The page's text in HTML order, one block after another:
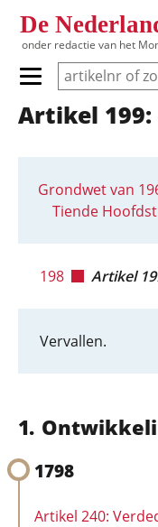
De
onder redactie van het
Primair menu tonen/
Hoofdnavigatie
Artikel 199:
Grondwet van
Tiende
198 Artikel
Vervallen.
1798
Artikel 240: